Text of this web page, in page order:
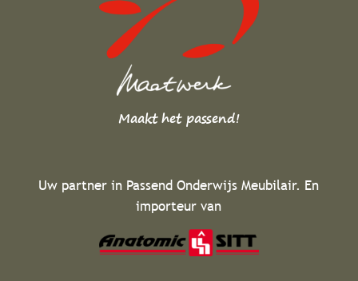
Maakt het passend!
Uw partner in Passend Onderwijs Meubilair. En
importeur van